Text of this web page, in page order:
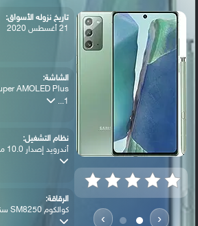
‹
›
تاريخ نزوله الأسواق:
21 أغسطس 2020
الشاشة:
1...
نظام التشغيل:
أندرويد إصدار 10.0 مع واجهة مستخدم One U...
الرقاقة:
كوالكوم SM8250 سناب دراغون 865+ (7 نانوم...